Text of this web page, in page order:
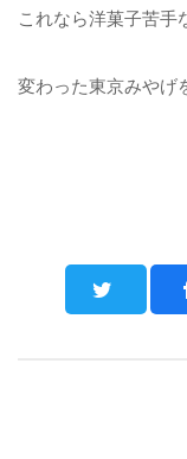
これなら洋菓子苦手
変わった東京みやげ